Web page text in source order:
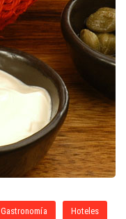
Gastronomía Hoteles